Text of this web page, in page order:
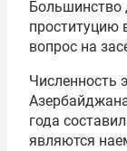
Большинство
проституцию
вопрос на
Численность
года
являются